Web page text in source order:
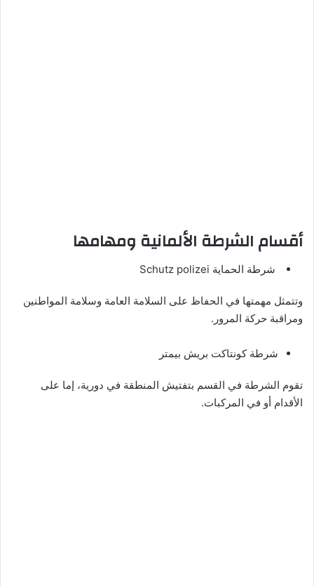
أقسام الشرطة الألمانية ومهامها
شرطة الحماية Schutz polizei
وتتمثل مهمتها في الحفاظ على السلامة العامة وسلامة المواطنين
ومراقبة حركة المرور.
شرطة كونتاكت بريش بيمتر
تقوم الشرطة في القسم بتفتيش المنطقة في دورية، إما على
الأقدام أو في المركبات.